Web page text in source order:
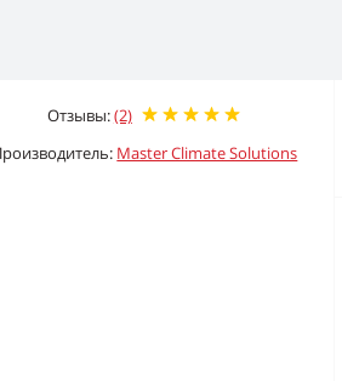
Отзывы:(2)
Master Climate Solutions